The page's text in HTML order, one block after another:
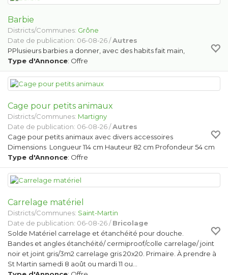
Barbie
Districts/Communes: Grône
Date de publication: 06-08-26 /Autres
PPlusieurs barbies a donner, avec des habits fait main,
Type d'Annonce: Offre
Cage pour petits animaux
Districts/Communes: Martigny
Date de publication: 06-08-26 /Autres
Cage pour petits animaux avec divers accessoires
Dimensions Longueur 114 cm Hauteur 82 cm Profondeur 54 cm
Type d'Annonce: Offre
Carrelage matériel
Districts/Communes: Saint-Martin
Date de publication: 06-08-26 /Bricolage
Solde Matériel carrelage et étanchéité pour douche.
Bandes et angles étanchéité/ cermiproof/colle carrelage/ joint
noir et joint gris/3m2 carrelage gris 20x20. Primaire. À prendre à
St Martin samedi 8 août ou mardi 11 ou…